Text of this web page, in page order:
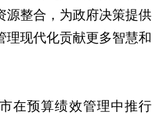
源整合，为政府决策提供
理现代化贡献更多智慧和
在预算绩效管理中推行